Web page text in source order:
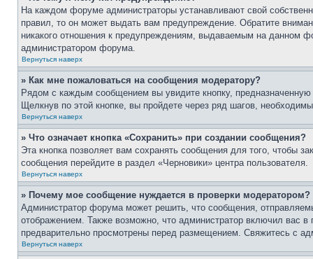
На каждом форуме администраторы устанавливают свой
правил, то он может выдать вам предупреждение. Обратите
никакого отношения к предупреждениям, выдаваемым на данном
администратором форума.
Вернуться наверх
» Как мне пожаловаться на сообщения модератору?
Рядом с каждым сообщением вы увидите кнопку,
Щелкнув по этой кнопке, вы пройдете через ряд шагов,
Вернуться наверх
» Что означает кнопка «Сохранить» при создании сообщения?
Эта кнопка позволяет вам сохранять сообщения для того, чтобы
сообщения перейдите в раздел «Черновики» центра пользователя.
Вернуться наверх
» Почему мое сообщение нуждается в проверки модератором?
Администратор форума может решить, что сообщения,
отображением. Также возможно, что администратор включил вас
предварительно просмотрены перед размещением. Свяжитесь с
Вернуться наверх